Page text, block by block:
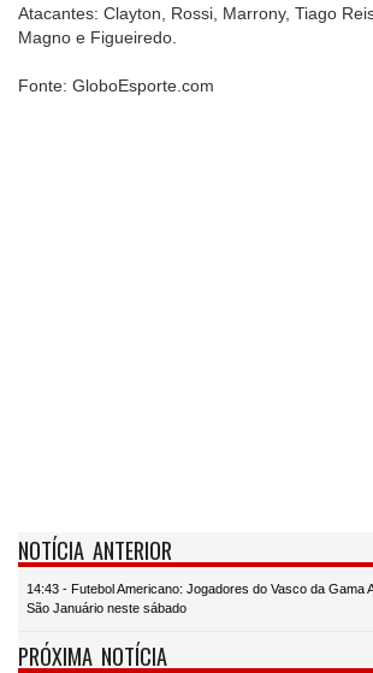
Atacantes: Clayton, Rossi, Marrony, Tiago
Magno e Figueiredo.
Fonte: GloboEsporte.com
NOTÍCIA ANTERIOR
14:43 - Futebol Americano: Jogadores do Vasco da Gama
São Januário neste sábado
PRÓXIMA NOTÍCIA